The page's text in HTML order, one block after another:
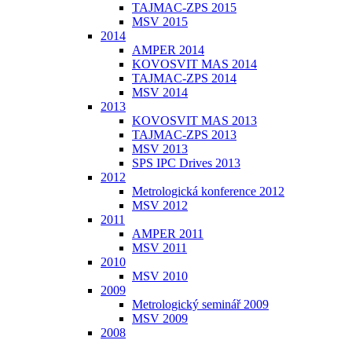
TAJMAC-ZPS 2015
MSV 2015
2014
AMPER 2014
KOVOSVIT MAS 2014
TAJMAC-ZPS 2014
MSV 2014
2013
KOVOSVIT MAS 2013
TAJMAC-ZPS 2013
MSV 2013
SPS IPC Drives 2013
2012
Metrologická konference 2012
MSV 2012
2011
AMPER 2011
MSV 2011
2010
MSV 2010
2009
Metrologický seminář 2009
MSV 2009
2008